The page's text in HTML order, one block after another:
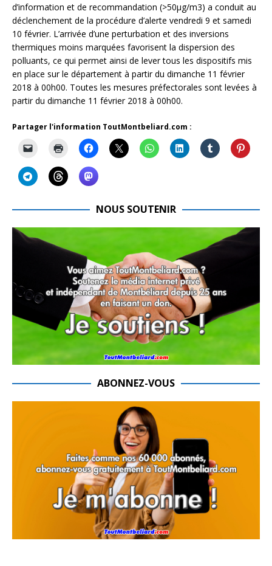
d’information et de recommandation (>50μg/m3) a conduit au
déclenchement de la procédure d’alerte vendredi 9 et samedi
10 février. L’arrivée d’une perturbation et des inversions
thermiques moins marquées favorisent la dispersion des
polluants, ce qui permet ainsi de lever tous les dispositifs mis
en place sur le département à partir du dimanche 11 février
2018 à 00h00. Toutes les mesures préfectorales sont levées à
partir du dimanche 11 février 2018 à 00h00.
Partager l'information ToutMontbeliard.com :
NOUS SOUTENIR
ABONNEZ-VOUS